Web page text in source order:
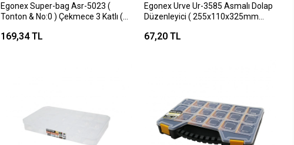
Egonex Super-bag Asr-5023 (
Tonton & No:0 ) Çekmece 3 Katlı (
169,34 TL
Egonex Urve Ur-3585 Asmalı Dolap
Düzenleyici ( 255x110x325mm
67,20 TL